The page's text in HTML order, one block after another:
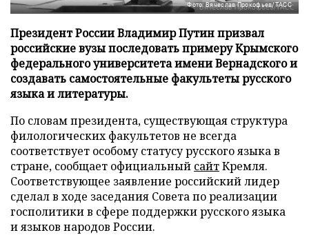
Фото: Вячеслав Прокофьев/ТАСС
Президент России Владимир Путин призвал
российские вузы последовать примеру Крымского
федерального университета имени Вернадского и
создавать самостоятельные факультеты русского
языка и литературы.
По словам президента, существующая структура
филологических факультетов не всегда
соответствует особому статусу русского языка в
стране, сообщает официальный сайтКремля.
Соответствующее заявление российский лидер
сделал в ходе заседания Совета по реализации
госполитики в сфере поддержки русского языка
и языков народов России.